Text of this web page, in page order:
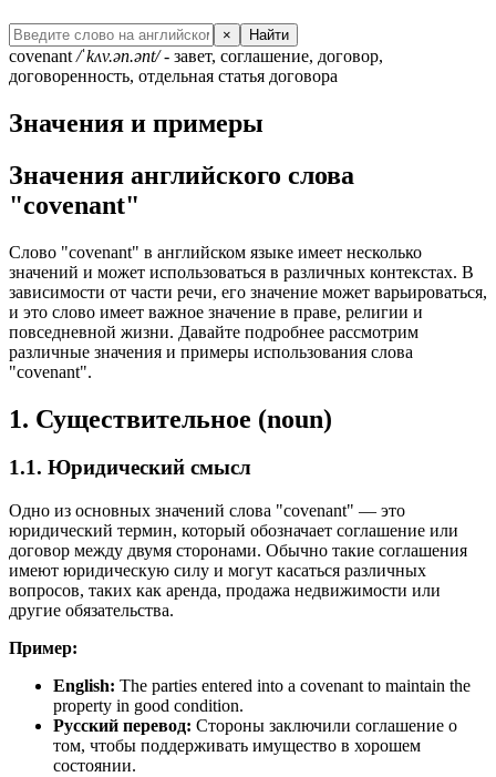
× Найти
covenant /ˈkʌv.ən.ənt/- завет, соглашение, договор,
договоренность, отдельная статья договора
Значения и примеры
Значения английского слова
"covenant"
Слово "covenant" в английском языке имеет несколько
значений и может использоваться в различных контекстах. В
зависимости от части речи, его значение может варьироваться,
и это слово имеет важное значение в праве, религии и
повседневной жизни. Давайте подробнее рассмотрим
различные значения и примеры использования слова
"covenant".
1. Существительное (noun)
1.1. Юридический смысл
Одно из основных значений слова "covenant" — это
юридический термин, который обозначает соглашение или
договор между двумя сторонами. Обычно такие соглашения
имеют юридическую силу и могут касаться различных
вопросов, таких как аренда, продажа недвижимости или
другие обязательства.
Пример:
English: The parties entered into a covenant to maintain the
property in good condition.
Русский перевод: Стороны заключили соглашение о
том, чтобы поддерживать имущество в хорошем
состоянии.